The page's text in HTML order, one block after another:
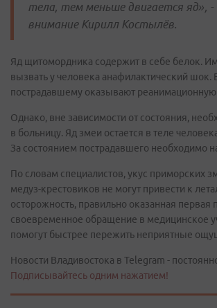
тела, тем меньше двигается яд»,
внимание Кирилл Костылёв.
Яд щитомордника содержит в себе белок.
вызвать у человека анафилактический шок.
пострадавшему оказывают
Однако, вне зависимости от состояния,
в больницу. Яд змеи остается в теле
За состоянием пострадавшего необходимо
По словам специалистов, укус приморских
медуз-крестовиков не могут привести к
осторожность, правильно оказанная первая
своевременное обращение в медицинское
помогут быстрее пережить неприятные
Новости Владивостока в Telegram -
Подписывайтесь одним нажатием!